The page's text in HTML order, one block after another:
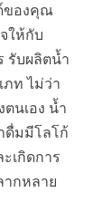
ของคุณ
ให้กับ
รับผลิตน้ำ
ท ไม่ว่า
นเอง น้ำ
ดื่มมีโลโก้
เกิดการ
กหลาย